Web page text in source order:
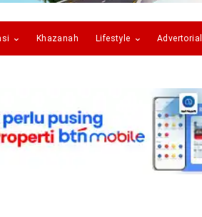
Khazanah Lifestyle Advertorial